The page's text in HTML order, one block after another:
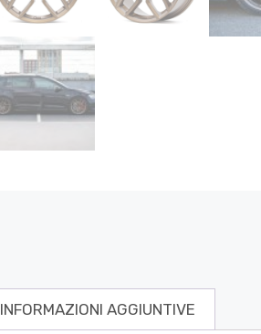
INFORMAZIONI AGGIUNTIVE